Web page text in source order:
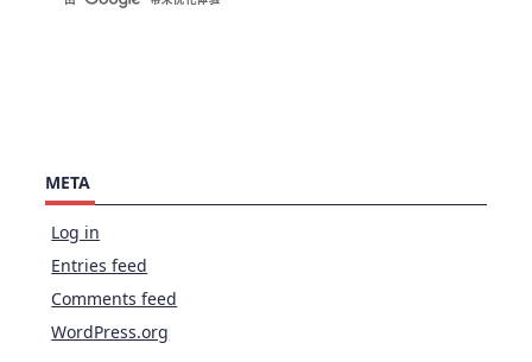
META
Log in
Entries feed
Comments feed
WordPress.org